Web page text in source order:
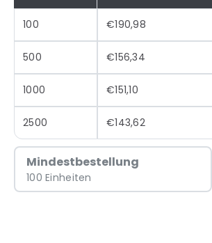
100 €190,98
500 €156,34
1000 €151,10
2500 €143,62
Mindestbestellung
100 Einheiten